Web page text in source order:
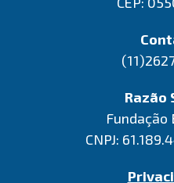
Razão
Fundação
CNPJ: